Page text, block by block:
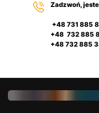
Zadzwoń,
+48 731 885
+48 732 885
+48 732 885